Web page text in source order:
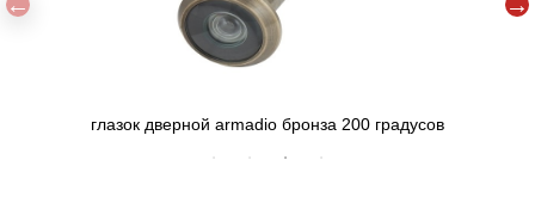
глазок дверной armadio бронза 200 градусов